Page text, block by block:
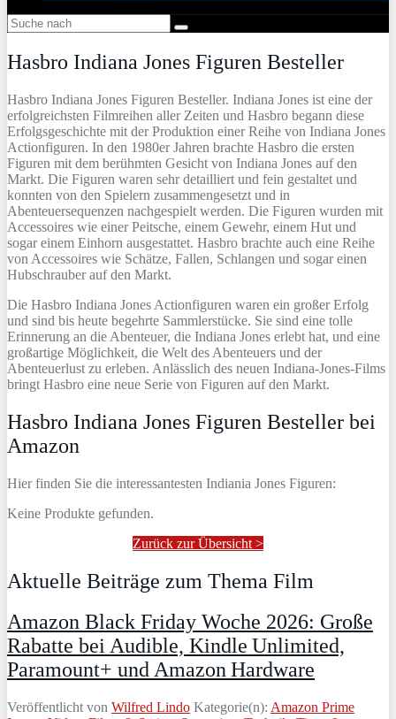
Hasbro Indiana Jones Figuren Besteller
Hasbro Indiana Jones Figuren Besteller. Indiana Jones ist eine der
erfolgreichsten Filmreihen aller Zeiten und Hasbro begann diese
Erfolgsgeschichte mit der Produktion einer Reihe von Indiana Jones
Actionfiguren. In den 1980er Jahren brachte Hasbro die ersten
Figuren mit dem berühmten Gesicht von Indiana Jones auf den
Markt. Die Figuren waren sehr detailliert und fein gestaltet und
konnten von den Spielern zusammengesetzt und in
Abenteuersequenzen nachgespielt werden. Die Figuren wurden mit
Accessoires wie einer Peitsche, einem Gewehr, einem Hut und
sogar einem Einhorn ausgestattet. Hasbro brachte auch eine Reihe
von Accessoires wie Schätze, Fallen, Schlangen und sogar einen
Hubschrauber auf den Markt.
Die Hasbro Indiana Jones Actionfiguren waren ein großer Erfolg
und sind bis heute begehrte Sammlerstücke. Sie sind eine tolle
Erinnerung an die Abenteuer, die Indiana Jones erlebt hat, und eine
großartige Möglichkeit, die Welt des Abenteuers und der
Abenteuerlust zu erleben. Anlässlich des neuen Indiana-Jones-Films
bringt Hasbro eine neue Serie von Figuren auf den Markt.
Hasbro Indiana Jones Figuren Besteller bei
Amazon
Hier finden Sie die interessantesten Indiania Jones Figuren:
Keine Produkte gefunden.
Zurück zur Übersicht >
Aktuelle Beiträge zum Thema Film
Amazon Black Friday Woche 2026: Große
Rabatte bei Audible, Kindle Unlimited,
Paramount+ und Amazon Hardware
Veröffentlicht von Wilfred Lindo Kategorie(n): Amazon Prime